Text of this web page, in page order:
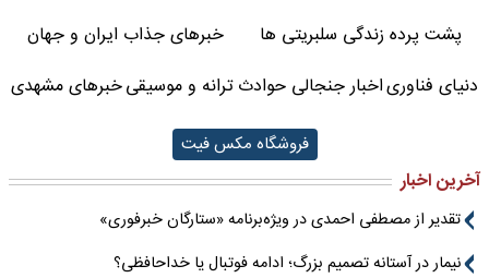
پشت پرده زندگی سلبریتی ها
خبرهای جذاب ایران و جهان
دنیای فناوریاخبار جنجالی حوادثترانه و موسیقیخبرهای مشهدی
فروشگاه مکس فیت
آخرین اخبار
تقدیر از مصطفی احمدی در ویژه‌برنامه «ستارگان خبرفوری»
نیمار در آستانه تصمیم بزرگ؛ ادامه فوتبال یا خداحافظی؟